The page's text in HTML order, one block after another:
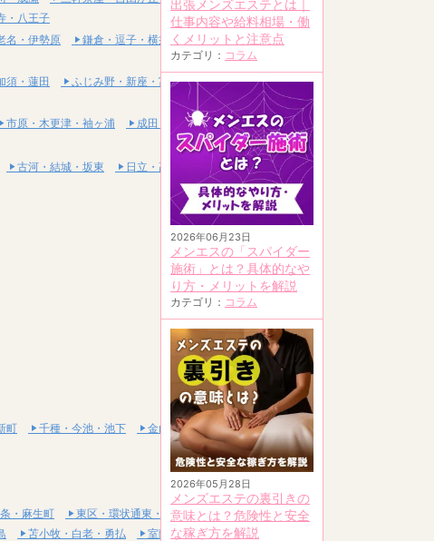
出張メンズエステとは｜
仕事内容や給料相場・働
くメリットと注意点
カテゴリ： コラム
2026年06月23日
メンエスの「スパイダー
施術」とは？具体的なや
り方・メリットを解説
カテゴリ： コラム
2026年05月28日
メンズエステの裏引きの
意味とは？危険性と安全
な稼ぎ方を解説
・八王子
名・伊勢原
鎌倉・逗子・横須賀
須・蓮田
ふじみ野・新座・富士見
市原・木更津・袖ヶ浦
成田・富里・印西
古河・結城・坂東
日立・高萩・常陸太田
町 千種・今池・池下
金山・熱田
・麻生町
東区・環状通東・新道東
苫小牧・白老・勇払 室蘭・登別・伊達